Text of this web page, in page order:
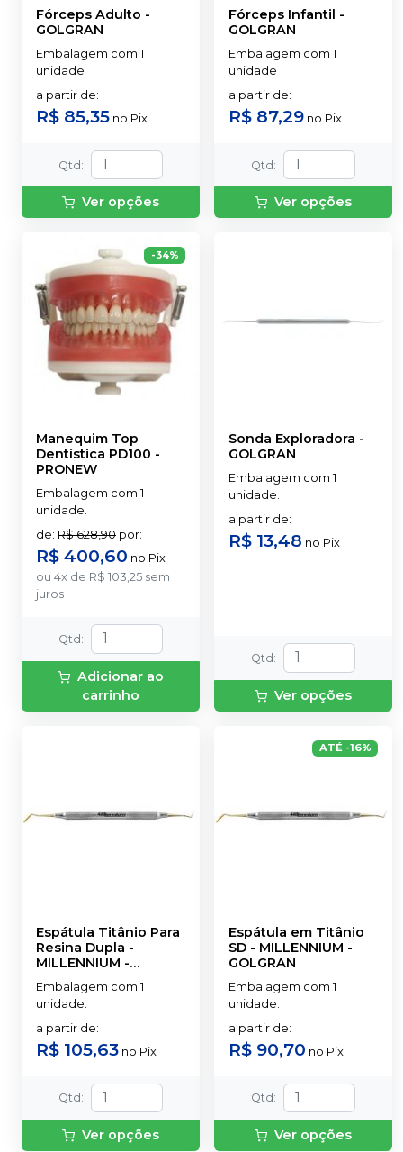
Fórceps Adulto -
GOLGRAN
Embalagem com 1
unidade
a partir de:
R$ 85,35 no Pix
Qtd:
Ver opções
Fórceps Infantil -
GOLGRAN
Embalagem com 1
unidade
a partir de:
R$ 87,29 no Pix
Qtd:
Ver opções
-34%
Manequim Top
Dentística PD100 -
PRONEW
Embalagem com 1
unidade.
de: R$ 628,90 por:
R$ 400,60 no Pix
ou 4x de R$ 103,25 sem
juros
Qtd :
Adicionar ao
carrinho
Sonda Exploradora -
GOLGRAN
Embalagem com 1
unidade.
a partir de:
R$ 13,48 no Pix
Qtd :
Ver opções
Espátula Titânio Para
Resina Dupla -
MILLENNIUM -
Embalagem com 1
unidade.
a partir de:
R$ 105,63 no Pix
Qtd :
Ver opções
ATÉ -16%
Espátula em Titânio
SD - MILLENNIUM -
GOLGRAN
Embalagem com 1
unidade.
a partir de:
R$ 90,70 no Pix
Qtd :
Ver opções